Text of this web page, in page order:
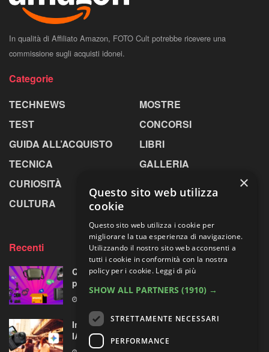
In qualità di Affiliato Amazon, FOTO Cult potrebbe ricevere una
commissione sugli acquisti idonei.
Categorie
TECHNEWS
TEST
GUIDA ALL’ACQUISTO
TECNICA
CURIOSITÀ
CULTURA
MOSTRE
CONCORSI
LIBRI
GALLERIA
Recenti
Quattro accessori fotografici in sconto:
prodotti opposti, ma uno su quattro fa per te
Insta360 GO Ultra riceve l’assistente vocale
IA con Gemini di Google
×
Questo sito web utilizza
cookie
Questo sito web utilizza i cookie per
migliorare la tua esperienza di navigazione.
Utilizzando il nostro sito web acconsenti a
tutti i cookie in conformità con la nostra
policy per i cookie. Leggi di più
SHOW ALL PARTNERS (1910) →
STRETTAMENTE NECESSARI
PERFORMANCE